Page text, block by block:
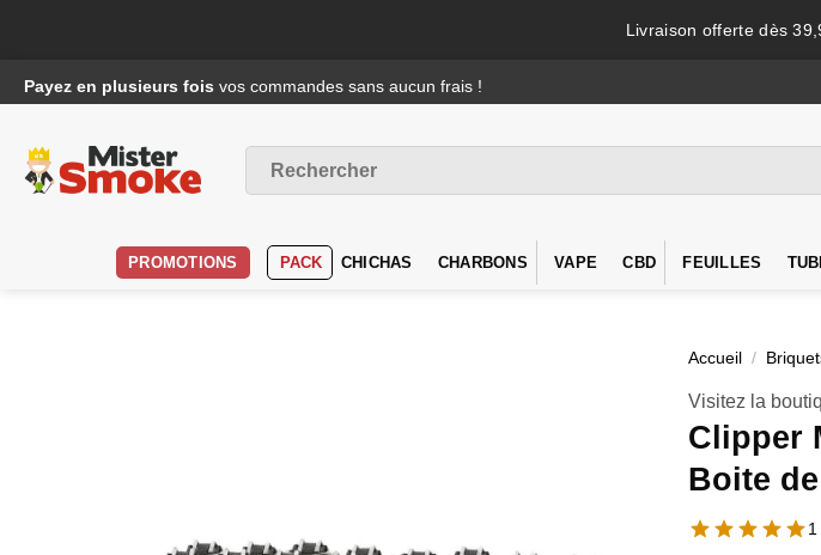
Livraison offerte dès
au
Payez en plusieurs fois vos commandes sans aucun frais !
pour :
PROMOTIONS PACK CHICHAS CHARBONS VAPE CBD FEUILLES
Accueil /
Visitez la
Clipper
Boite